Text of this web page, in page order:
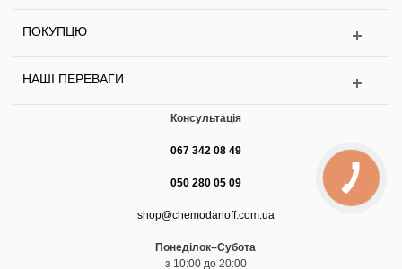
ПОКУПЦЮ
НАШІ ПЕРЕВАГИ
Консультація
067 342 08 49
050 280 05 09
shop@chemodanoff.com.ua
Понеділок–Субота
з 10:00 до 20:00